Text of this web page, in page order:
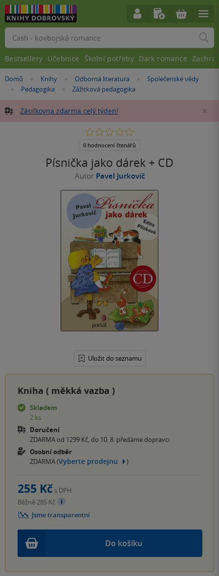
Nacházíte
Domů »Knihy »Odborná literatura »
Společenské vědy
»Pedagogika »
Zážitková pedagogika
Zásilkovna zdarma celý týden!
Písnička jako dárek + CD
Autor Pavel Jurkovič
Uložit do seznamu
0.0
5
0 hodnocení čtenářů
Kniha ( měkká vazba )
Skladem
2 ks
Doručení
ZDARMA od 1299 Kč, do 10. 8. předáme dopravci
Osobní odběr
ZDARMA (Vyberte prodejnu )
Do košíku
255 Kč s DPH
Běžně 285 Kč
Jsme transparentní
Vyhledávání
Bestsellery Učebnice Školní potřeby Dark romance